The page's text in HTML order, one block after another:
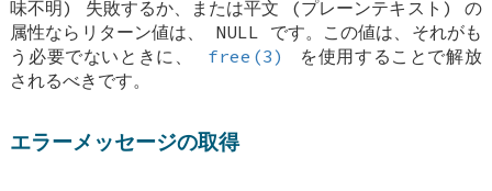
味不明) 失敗するか、または平文 (プレーンテキスト) の
属性ならリターン値は、 NULL です。この値は、それがも
う必要でないときに、
free(3)
を使用することで解放
されるべきです。
エラーメッセージの取得